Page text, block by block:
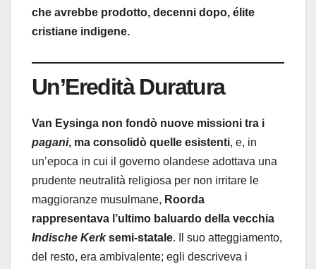
che avrebbe prodotto, decenni dopo, élite
cristiane indigene.
Un’Eredità Duratura
Van Eysinga non fondò nuove missioni tra i
pagani, ma consolidò quelle esistenti, e, in
un’epoca in cui il governo olandese adottava una
prudente neutralità religiosa per non irritare le
maggioranze musulmane, Roorda
rappresentava l’ultimo baluardo della vecchia
Indische Kerksemi-statale. Il suo atteggiamento,
del resto, era ambivalente; egli descriveva i